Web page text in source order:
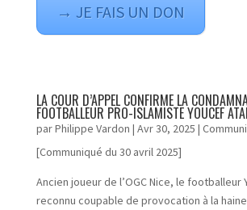
→ JE FAIS UN DON
LA COUR D’APPEL CONFIRME LA
FOOTBALLEUR PRO-ISLAMISTE YOUCEF
parPhilippe Vardon | Avr 30, 2025 |
[Communiqué du 30 avril 2025]
Ancien joueur de l’OGC Nice, le footballeur
reconnu coupable de provocation à la